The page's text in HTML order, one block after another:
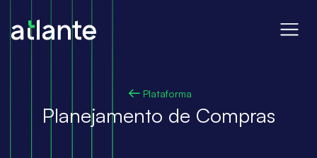
Plataforma
Planejamento de Compras